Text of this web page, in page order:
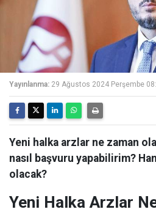
Yayınlanma: 29 Ağustos 2024 Perşembe
Yeni halka arzlar ne zaman
nasıl başvuru yapabilirim?
olacak?
Yeni Halka Arzlar